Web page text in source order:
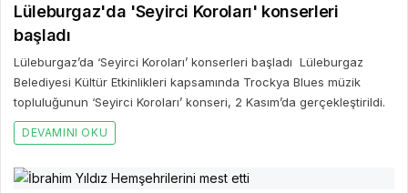
Lüleburgaz'da 'Seyirci Koroları' konserleri
başladı
Lüleburgaz’da ‘Seyirci Koroları’ konserleri başladı Lüleburgaz
Belediyesi Kültür Etkinlikleri kapsamında Trockya Blues müzik
topluluğunun ‘Seyirci Koroları’ konseri, 2 Kasım’da gerçekleştirildi.
DEVAMINI OKU